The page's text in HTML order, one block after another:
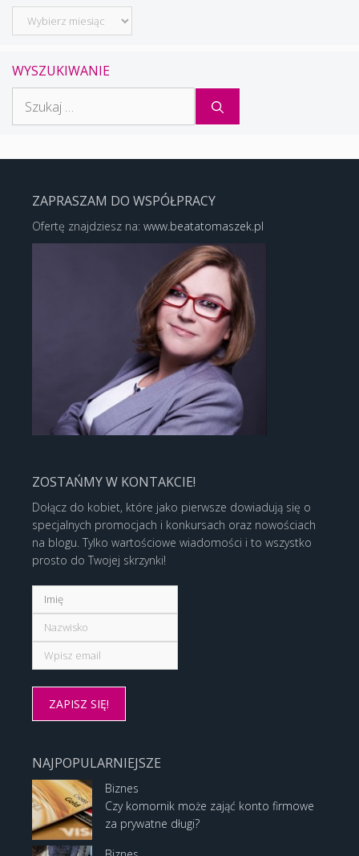
Archiwum
WYSZUKIWANIE
ZAPRASZAM DO WSPÓŁPRACY
Ofertę znajdziesz na: www.beatatomaszek.pl
ZOSTAŃMY W KONTAKCIE!
Dołącz do kobiet, które jako pierwsze dowiadują się o
specjalnych promocjach i konkursach oraz nowościach
na blogu. Tylko wartościowe wiadomości i to wszystko
prosto do Twojej skrzynki!
NAJPOPULARNIEJSZE
Biznes
Czy komornik może zająć konto firmowe
za prywatne długi?